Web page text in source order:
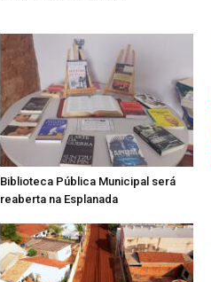
Biblioteca Pública Municipal será
reaberta na Esplanada